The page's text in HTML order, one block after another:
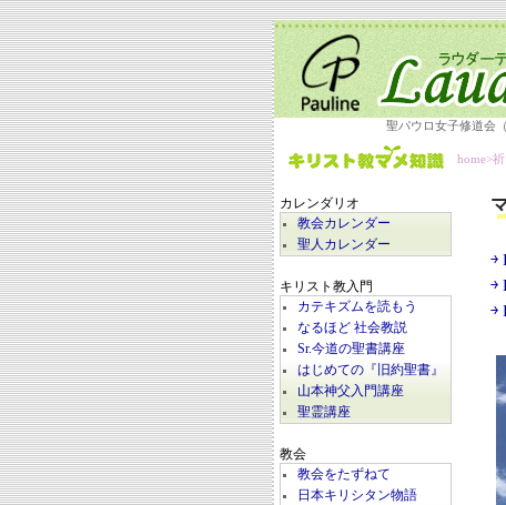
聖パウロ女子修道会
カレンダリオ
教会カレンダー
聖人カレンダー
キリスト教入門
カテキズムを読もう
なるほど 社会教説
Sr.今道の聖書講座
はじめての『旧約聖書』
山本神父入門講座
聖霊講座
教会
教会をたずねて
日本キリシタン物語
home>
￫
￫
￫